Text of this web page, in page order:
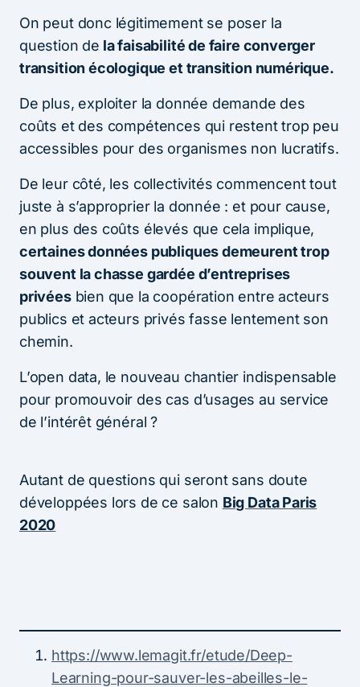
On peut donc légitimement se poser la
question de la faisabilité de faire converger
transition écologique et transition numérique.
De plus, exploiter la donnée demande des
coûts et des compétences qui restent trop peu
accessibles pour des organismes non lucratifs.
De leur côté, les collectivités commencent tout
juste à s’approprier la donnée : et pour cause,
en plus des coûts élevés que cela implique,
certaines données publiques demeurent trop
souvent la chasse gardée d’entreprises
privéesbien que la coopération entre acteurs
publics et acteurs privés fasse lentement son
chemin.
L’open data, le nouveau chantier indispensable
pour promouvoir des cas d’usages au service
de l’intérêt général ?
Autant de questions qui seront sans doute
développées lors de ce salon Big Data Paris
2020
https://www.lemagit.fr/etude/Deep-
Learning-pour-sauver-les-abeilles-le-